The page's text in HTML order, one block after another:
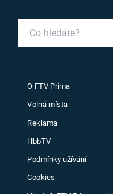
O FTV Prima
Volná místa
Reklama
HbbTV
Podmínky užívání
Cookies